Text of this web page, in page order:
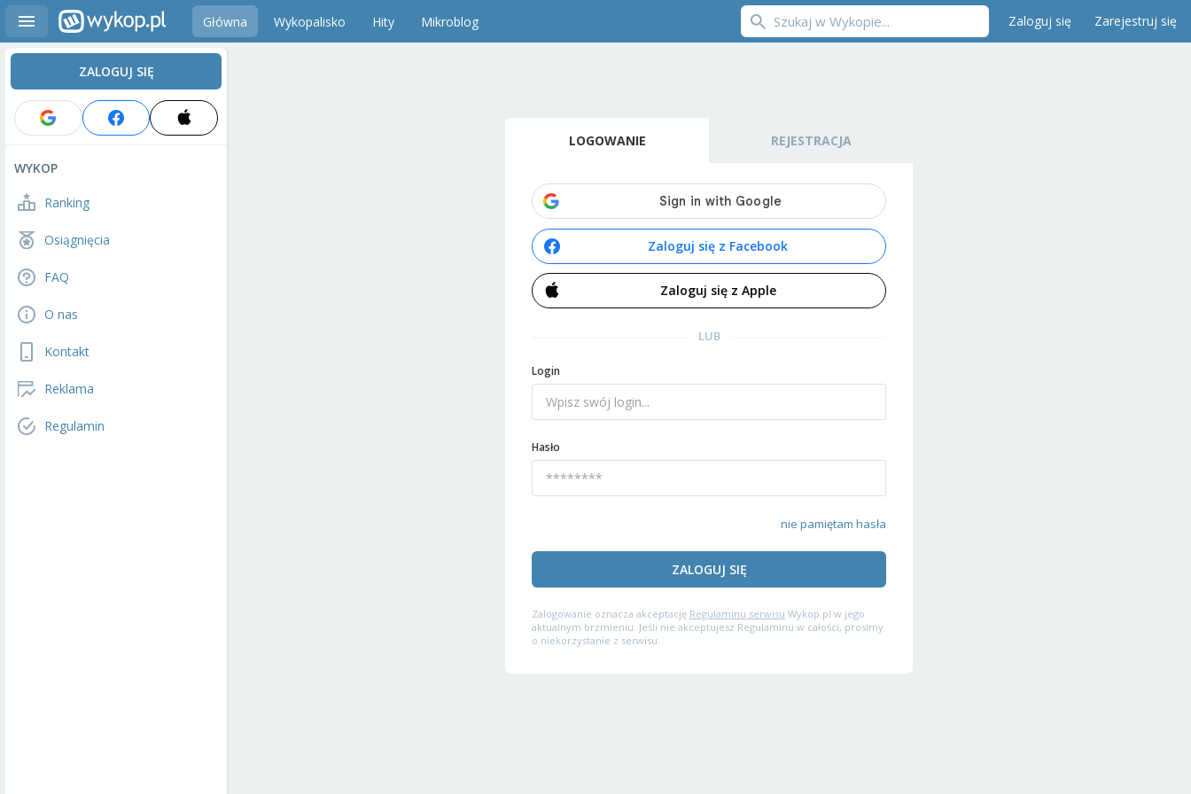
Główna Wykopalisko Hity Mikroblog Zaloguj się Zarejestruj się
ZALOGUJ SIĘ
WYKOP
Ranking
Osiągnięcia
FAQ
O nas
Kontakt
Reklama
Regulamin
LOGOWANIE REJESTRACJA
Zaloguj się z Facebook
Zaloguj się z Apple
LUB
Login
Hasło
nie pamiętam hasła
ZALOGUJ SIĘ
Zalogowanie oznacza akceptację Regulaminu serwisu Wykop.pl w jego
aktualnym brzmieniu. Jeśli nie akceptujesz Regulaminu w całości, prosimy
o niekorzystanie z serwisu.